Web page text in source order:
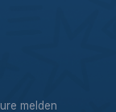
melden